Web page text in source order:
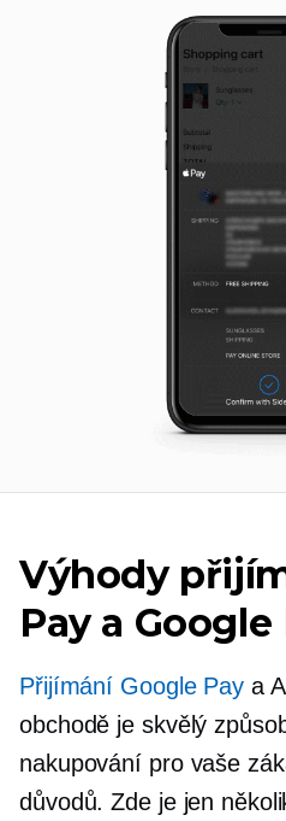
Výhody
Pay a Google
Přijímání Google Pay a
obchodě je skvělý
nakupování pro vaše
důvodů. Zde je jen